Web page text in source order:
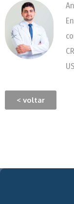
< voltar